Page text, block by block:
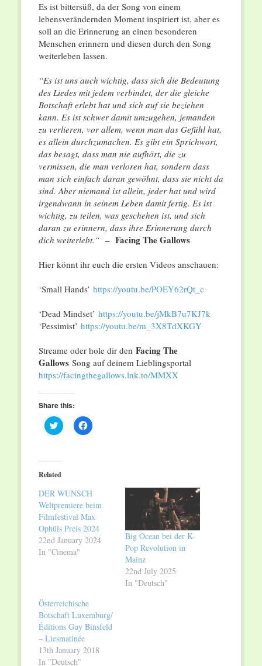
Es ist bittersüß, da der Song von einem
lebensverändernden Moment inspiriert ist, aber es
soll an die Erinnerung an einen besonderen
Menschen erinnern und diesen durch den Song
weiterleben lassen.
“Es ist uns auch wichtig, dass sich die Bedeutung
des Liedes mit jedem verbindet, der die gleiche
Botschaft erlebt hat und sich auf sie beziehen
kann. Es ist schwer damit umzugehen, jemanden
zu verlieren, vor allem, wenn man das Gefühl hat,
es allein durchzumachen. Es gibt ein Sprichwort,
das besagt, dass man nie aufhört, die zu
vermissen, die man verloren hat, sondern dass
man sich einfach daran gewöhnt, dass sie nicht da
sind. Aber niemand ist allein, jeder hat und wird
irgendwann in seinem Leben damit fertig. Es ist
wichtig, zu teilen, was geschehen ist, und sich
daran zu erinnern, dass ihre Erinnerung durch
dich weiterlebt.“ – Facing The Gallows
Hier könnt ihr euch die ersten Videos anschauen:
‘Small Hands’ https://youtu.be/POEY62rQt_c
‘Dead Mindset’ https://youtu.be/jMkB7u7KJ7k
‘Pessimist’ https://youtu.be/m_3X8TdXKGY
Streame oder hole dir den Facing The
Gallows Song auf deinem Lieblingsportal
https://facingthegallows.lnk.to/MMXX
Share this:
Click
to
(Opens
in
new
Click
to
Related
DER WUNSCH
Weltpremiere beim
Filmfestival Max
Ophüls Preis 2024
22nd January 2024
In "Cinema"
Big Ocean bei der K-
Pop Revolution in
Mainz
22nd July 2025
In "Deutsch"
Österreichische
Botschaft Luxemburg/
Éditions Guy Binsfeld
– Liesmatinée
13th January 2018
In "Deutsch"